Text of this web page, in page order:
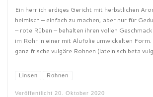
Ein herrlich erdiges Gericht mit herbstlichen
heimisch – einfach zu machen, aber nur für
– rote Rüben – behalten ihren vollen
im Rohr in einer mit Alufolie umwickelten
ganz frische vulgäre Rohnen (lateinisch beta
Linsen Rohnen
Veröffentlicht 20. Oktober 2020